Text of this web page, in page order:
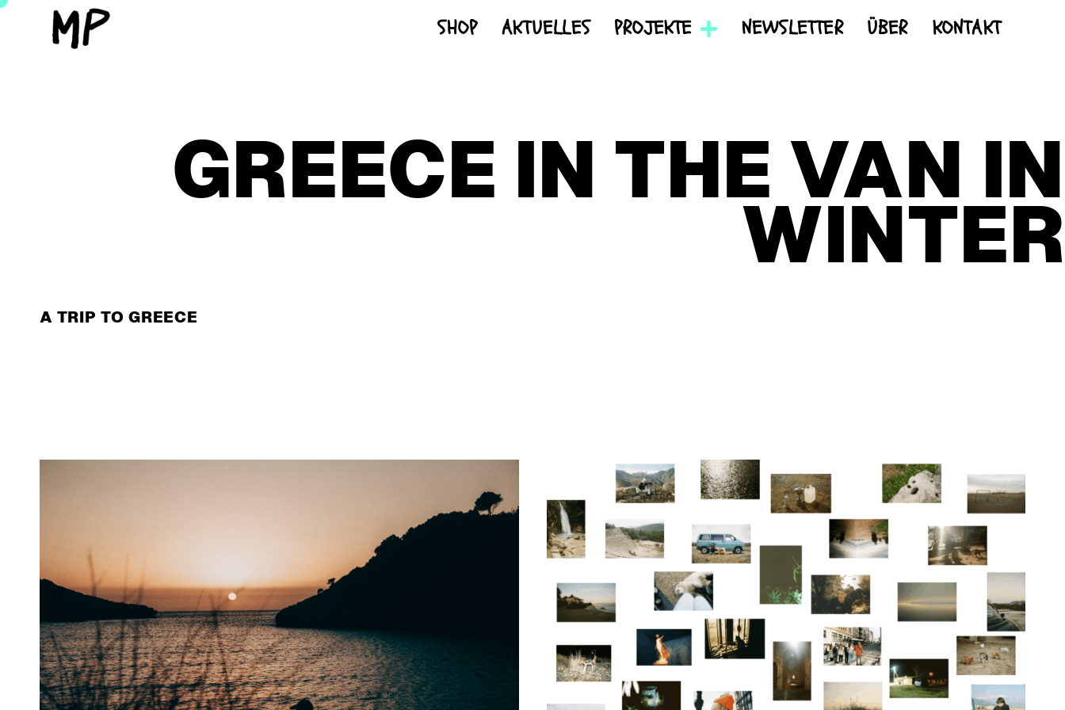
SHOP AKTUELLES PROJEKTE NEWSLETTER ÜBER KONTAKT
GREECE IN THE VAN IN
WINTER
A TRIP TO GREECE